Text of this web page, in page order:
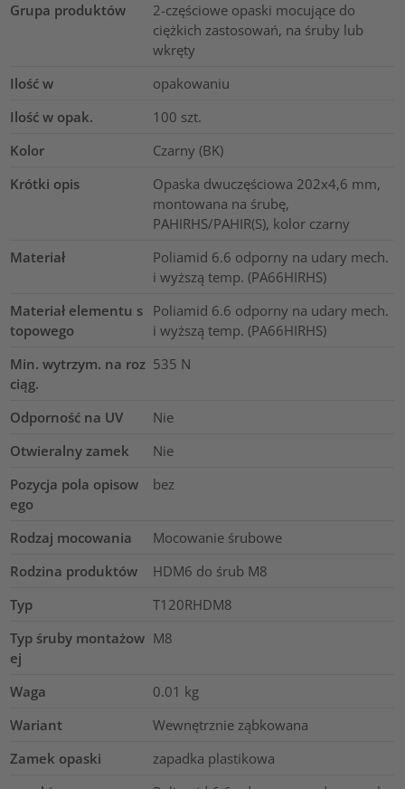
Grupa produktów
2-częściowe opaski mocujące do
ciężkich zastosowań, na śruby lub
wkręty
Ilość w
opakowaniu
Ilość w opak.
100 szt.
Kolor
Czarny (BK)
Krótki opis
Opaska dwuczęściowa 202x4,6 mm,
montowana na śrubę,
PAHIRHS/PAHIR(S), kolor czarny
Materiał
Poliamid 6.6 odporny na udary mech.
i wyższą temp. (PA66HIRHS)
Materiał elementu s
topowego
Poliamid 6.6 odporny na udary mech.
i wyższą temp. (PA66HIRHS)
Min. wytrzym. na roz
ciąg.
535 N
Odporność na UV
Nie
Otwieralny zamek
Nie
Pozycja pola opisow
ego
bez
Rodzaj mocowania
Mocowanie śrubowe
Rodzina produktów
HDM6 do śrub M8
Typ
T120RHDM8
Typ śruby montażow
ej
M8
Waga 0.01 kg
Wariant
Wewnętrznie ząbkowana
Zamek opaski
zapadka plastikowa